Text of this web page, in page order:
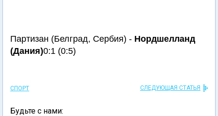
Партизан (Белград, Сербия) - Нордшелланд
(Дания)0:1 (0:5)
СПОРТ СЛЕДУЮЩАЯ СТАТЬЯ
Будьте с нами: